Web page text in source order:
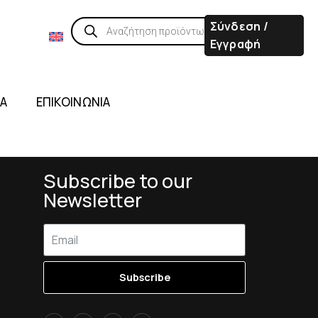
Σύνδεση /
Εγγραφή
ΕΠΙΚΟΙΝΩΝΙΑ
Subscribe to our
Newsletter
Subscribe